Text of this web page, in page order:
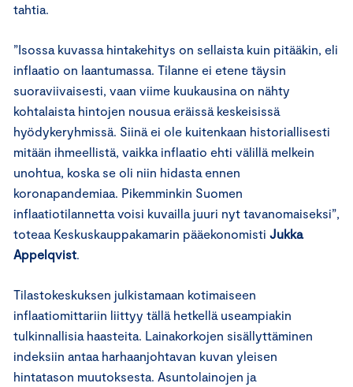
tahtia.
”Isossa kuvassa hintakehitys on sellaista kuin pitääkin, eli
inflaatio on laantumassa. Tilanne ei etene täysin
suoraviivaisesti, vaan viime kuukausina on nähty
kohtalaista hintojen nousua eräissä keskeisissä
hyödykeryhmissä. Siinä ei ole kuitenkaan historiallisesti
mitään ihmeellistä, vaikka inflaatio ehti välillä melkein
unohtua, koska se oli niin hidasta ennen
koronapandemiaa. Pikemminkin Suomen
inflaatiotilannetta voisi kuvailla juuri nyt tavanomaiseksi”,
toteaa Keskuskauppakamarin pääekonomisti Jukka
Appelqvist.
Tilastokeskuksen julkistamaan kotimaiseen
inflaatiomittariin liittyy tällä hetkellä useampiakin
tulkinnallisia haasteita. Lainakorkojen sisällyttäminen
indeksiin antaa harhaanjohtavan kuvan yleisen
hintatason muutoksesta. Asuntolainojen ja